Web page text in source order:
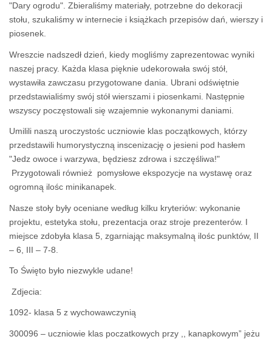
"Dary ogrodu". Zbieraliśmy materiały, potrzebne do dekoracji
stołu, szukaliśmy w internecie i książkach przepisów dań, wierszy i
piosenek.
Wreszcie nadszedł dzień, kiedy mogliśmy zaprezentowac wyniki
naszej pracy. Każda klasa pięknie udekorowała swój stół,
wystawiła zawczasu przygotowane dania. Ubrani odświętnie
przedstawialiśmy swój stół wierszami i piosenkami. Następnie
wszyscy poczęstowali się wzajemnie wykonanymi daniami.
Umilili naszą uroczystośc uczniowie klas początkowych, którzy
przedstawili humorystyczną inscenizację o jesieni pod hasłem
"Jedz owoce i warzywa, będziesz zdrowa i szczęśliwa!"
Przygotowali również pomysłowe ekspozycje na wystawę oraz
ogromną ilośc minikanapek.
Nasze stoły były oceniane według kilku kryteriów: wykonanie
projektu, estetyka stołu, prezentacja oraz stroje prezenterów. I
miejsce zdobyła klasa 5, zgarniając maksymalną ilośc punktów, II
– 6, III – 7-8.
To Święto było niezwykle udane!
Zdjecia:
1092- klasa 5 z wychowawczynią
300096 – uczniowie klas poczatkowych przy ,, kanapkowym” jeżu